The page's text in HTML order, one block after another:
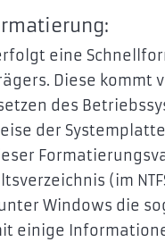
eine
Diese kommt
des
der
(im
Windows die
einige